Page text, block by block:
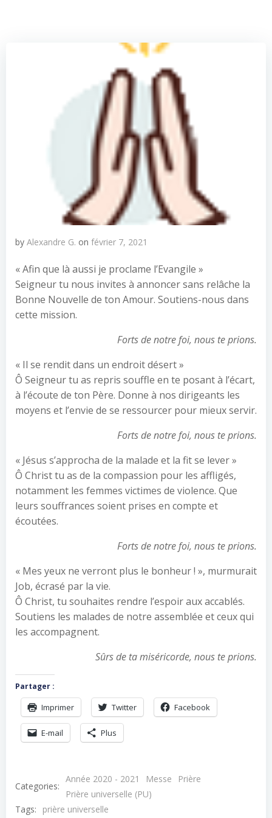
by Alexandre G. on février 7, 2021
« Afin que là aussi je proclame l’Evangile »
Seigneur tu nous invites à annoncer sans relâche la
Bonne Nouvelle de ton Amour. Soutiens-nous dans
cette mission.
Forts de notre foi, nous te prions.
« Il se rendit dans un endroit désert »
Ô Seigneur tu as repris souffle en te posant à l’écart,
à l’écoute de ton Père. Donne à nos dirigeants les
moyens et l’envie de se ressourcer pour mieux servir.
Forts de notre foi, nous te prions.
« Jésus s’approcha de la malade et la fit se lever »
Ô Christ tu as de la compassion pour les affligés,
notamment les femmes victimes de violence. Que
leurs souffrances soient prises en compte et
écoutées.
Forts de notre foi, nous te prions.
« Mes yeux ne verront plus le bonheur ! », murmurait
Job, écrasé par la vie.
Ô Christ, tu souhaites rendre l’espoir aux accablés.
Soutiens les malades de notre assemblée et ceux qui
les accompagnent.
Sûrs de ta miséricorde, nous te prions.
Partager :
Imprimer Twitter Facebook
E-mail Plus
Categories:
Année 2020 - 2021 Messe
Prière
Prière universelle (PU)
Tags:
prière universelle